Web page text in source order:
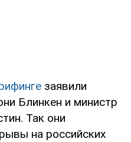
заявили
Блинкен и министр
Так они
на российских